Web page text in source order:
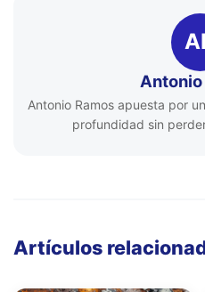
Antonio
Antonio Ramos apuesta por
profundidad sin
Artículos